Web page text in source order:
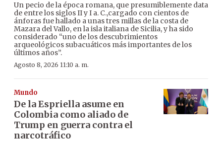
Un pecio de la época romana, que presumiblemente data
de entre los siglos II y I a. C.,cargado con cientos de
ánforas fue hallado a unas tres millas de la costa de
Mazara del Vallo, en la isla italiana de Sicilia, y ha sido
considerado “uno de los descubrimientos
arqueológicos subacuáticos más importantes de los
últimos años”.
Agosto 8, 2026 11:10 a. m.
Mundo
De la Espriella asume en
Colombia como aliado de
Trump en guerra contra el
narcotráfico